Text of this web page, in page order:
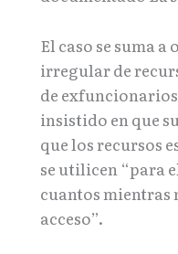
El caso se suma
irregular de
de
insistido en que
que los recursos
se utilicen “para
cuantos mientras
acceso”.